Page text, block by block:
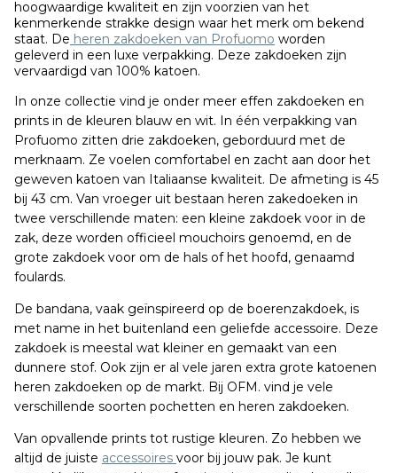
hoogwaardige kwaliteit en zijn voorzien van het
kenmerkende strakke design waar het merk om bekend
staat. De heren zakdoeken van Profuomo worden
geleverd in een luxe verpakking. Deze zakdoeken zijn
vervaardigd van 100% katoen.
In onze collectie vind je onder meer effen zakdoeken en
prints in de kleuren blauw en wit. In één verpakking van
Profuomo zitten drie zakdoeken, geborduurd met de
merknaam. Ze voelen comfortabel en zacht aan door het
geweven katoen van Italiaanse kwaliteit. De afmeting is 45
bij 43 cm. Van vroeger uit bestaan heren zakedoeken in
twee verschillende maten: een kleine zakdoek voor in de
zak, deze worden officieel mouchoirs genoemd, en de
grote zakdoek voor om de hals of het hoofd, genaamd
foulards.
De bandana, vaak geïnspireerd op de boerenzakdoek, is
met name in het buitenland een geliefde accessoire. Deze
zakdoek is meestal wat kleiner en gemaakt van een
dunnere stof. Ook zijn er al vele jaren extra grote katoenen
heren zakdoeken op de markt. Bij OFM. vind je vele
verschillende soorten pochetten en heren zakdoeken.
Van opvallende prints tot rustige kleuren. Zo hebben we
altijd de juiste accessoires voor bij jouw pak. Je kunt